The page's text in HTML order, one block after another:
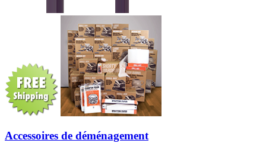
Accessoires de déménagement